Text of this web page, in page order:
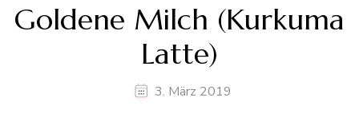
Goldene Milch (Kurkuma
Latte)
3. März 2019